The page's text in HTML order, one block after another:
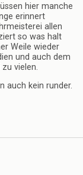
hier manche
erinnert
allen
so was halt
Weile wieder
und auch dem
vielen.
auch kein runder.